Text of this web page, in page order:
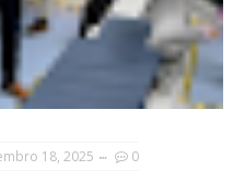
18, 2025 0